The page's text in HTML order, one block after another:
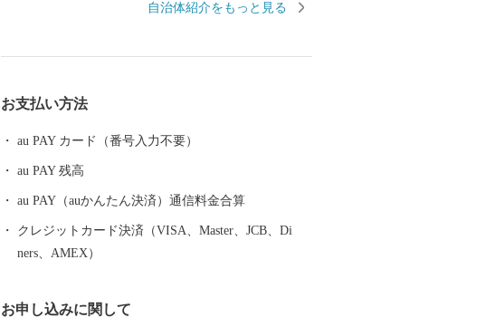
式会社を中心とする工業都市として発展を続け、近年
市として発展しています。 そのような背景から、海の
幸、山の幸、川の幸に恵まれた延岡市では、海からは
類。 山や大地からは、桃や葡萄、たけのこなど瑞々し
い果物や野菜をはじめ、大自然の中で育てられた牛・
豚の肉もあります。 水郷・延岡の鮎やなは300年以上
寄附を通じて延岡市に興味を持っていただきました
自治体紹介をもっと見る
お支払い方法
au PAY カード（番号入力不要）
au PAY 残高
au PAY（auかんたん決済）通信料金合算
クレジットカード決済（VISA、Master、JCB、Di
ners、AMEX）
お申し込みに関して